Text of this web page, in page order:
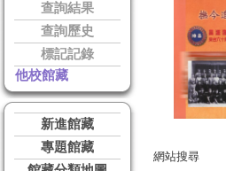
查詢結果
查詢歷史
標記記錄
他校館藏
新進館藏
專題館藏
網站搜尋